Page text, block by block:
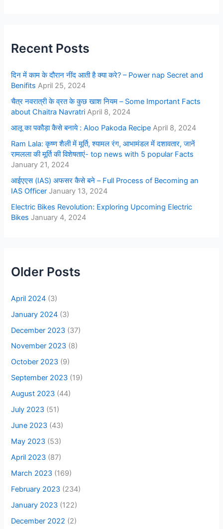
Recent Posts
दिन में काम के दौरान नींद आती है क्या करे? – Power nap Secret and
Benifits April 25, 2024
चैत्र नवरात्री के व्रत के कुछ खाश नियम – Some Important Facts
about Chaitra Navratri April 8, 2024
आलू का पकौड़ा कैसे बनाये : Aloo Pakoda Recipe April 8, 2024
Ram Lala: कृष्ण शैली में मूर्ति, श्यामल रंग, आभामंडल में दशावतार, जानें
रामलला की मूर्ति की विशेषताएं- top news with 5 popular Facts
January 21, 2024
आईएएस (IAS) अफसर कैसे बने – Full Process of Becoming an
IAS Officer January 13, 2024
Electric Bikes Revolution: Exploring Upcoming Electric
Bikes January 4, 2024
Older Posts
April 2024 (3)
January 2024 (3)
December 2023 (37)
November 2023 (8)
October 2023 (9)
September 2023 (19)
August 2023 (44)
July 2023 (51)
June 2023 (43)
May 2023 (53)
April 2023 (87)
March 2023 (169)
February 2023 (234)
January 2023 (122)
December 2022 (2)